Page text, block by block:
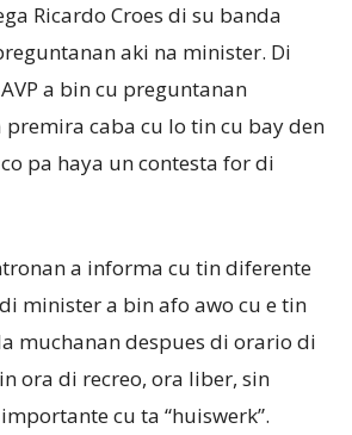
Ricardo Croes di su banda
aki na minister. Di
a bin cu preguntanan
caba cu lo tin cu bay den
pa haya un contesta for di
a informa cu tin diferente
minister a bin afo awo cu e tin
muchanan despues di orario di
ora di recreo, ora liber, sin
cu ta “huiswerk”.